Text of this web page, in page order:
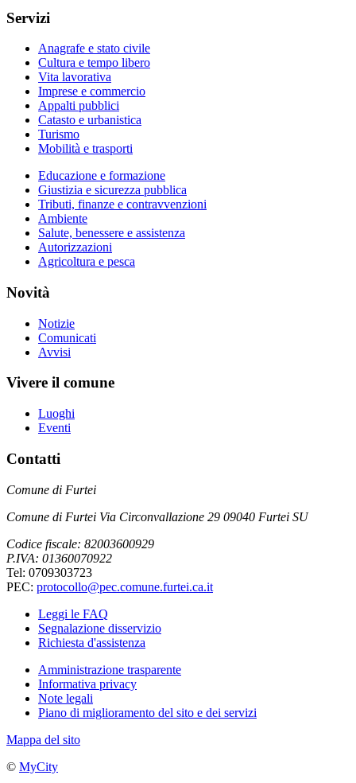
Servizi
Anagrafe e stato civile
Cultura e tempo libero
Vita lavorativa
Imprese e commercio
Appalti pubblici
Catasto e urbanistica
Turismo
Mobilità e trasporti
Educazione e formazione
Giustizia e sicurezza pubblica
Tributi, finanze e contravvenzioni
Ambiente
Salute, benessere e assistenza
Autorizzazioni
Agricoltura e pesca
Novità
Notizie
Comunicati
Avvisi
Vivere il comune
Luoghi
Eventi
Contatti
Comune di Furtei
Comune di Furtei Via Circonvallazione 29 09040 Furtei SU
Codice fiscale: 82003600929
P.IVA: 01360070922
Tel: 0709303723
PEC: protocollo@pec.comune.furtei.ca.it
Leggi le FAQ
Segnalazione disservizio
Richiesta d'assistenza
Amministrazione trasparente
Informativa privacy
Note legali
Piano di miglioramento del sito e dei servizi
Mappa del sito
© MyCity